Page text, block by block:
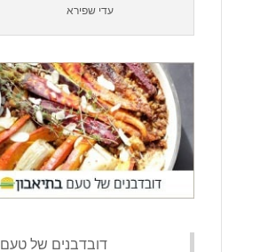
עדי שפירא
‏דובדבנים של טעם‏